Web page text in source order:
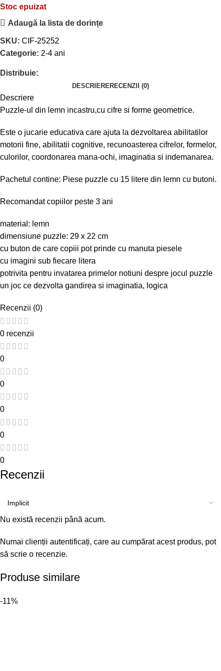
Stoc epuizat
Adaugă la lista de dorințe
SKU: CIF-25252
Categorie: 2-4 ani
Distribuie:
DESCRIERERECENZII (0)
Descriere
Puzzle-ul din lemn incastru,cu cifre si forme geometrice.
Este o jucarie educativa care ajuta la dezvoltarea abilitatilor
motorii fine, abilitatii cognitive, recunoasterea cifrelor, formelor,
culorilor, coordonarea mana-ochi, imaginatia si indemanarea.
Pachetul contine: Piese puzzle cu 15 litere din lemn cu butoni.
Recomandat copiilor peste 3 ani
material: lemn
dimensiune puzzle: 29 x 22 cm
cu buton de care copiii pot prinde cu manuta piesele
cu imagini sub fiecare litera
potrivita pentru invatarea primelor notiuni despre jocul puzzle
un joc ce dezvolta gandirea si imaginatia, logica
Recenzii (0)
0 recenzii
0
0
0
0
0
Recenzii
Nu există recenzii până acum.
Numai clienții autentificați, care au cumpărat acest produs, pot
să scrie o recenzie.
Produse similare
-11%